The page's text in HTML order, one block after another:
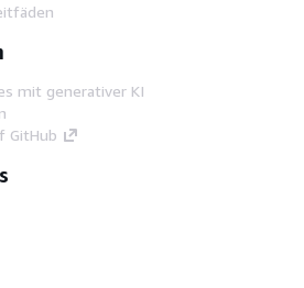
mit generativer KI
GitHub